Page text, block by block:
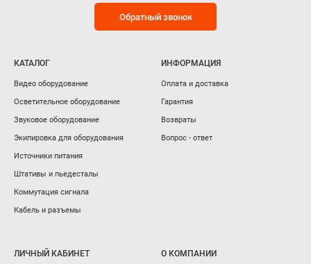
Обратный звонок
КАТАЛОГ
Видео оборудование
Осветительное оборудование
Звуковое оборудование
Экипировка для оборудования
Источники питания
Штативы и пьедесталы
Коммутация сигнала
Кабель и разъемы
ИНФОРМАЦИЯ
Оплата и доставка
Гарантия
Возвраты
Вопрос - ответ
ЛИЧНЫЙ КАБИНЕТ О КОМПАНИИ